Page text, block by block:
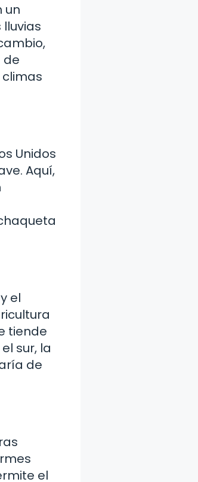
un
de
Unidos
Aquí,
el
tiende
sur, la
de
el